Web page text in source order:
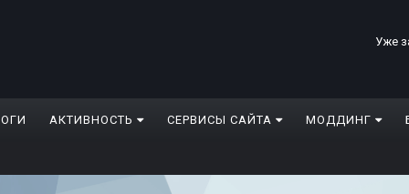
Уже
АКТИВНОСТЬ СЕРВИСЫ САЙТА МОДДИНГ